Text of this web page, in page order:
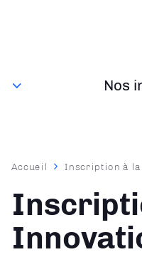
Nos
Fil
Accueil Inscription à la